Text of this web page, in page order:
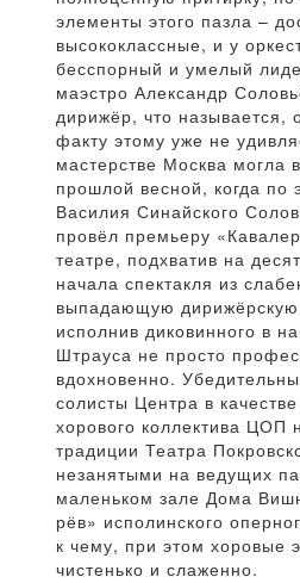
элементы этого пазла –
высококлассные, и у
бесспорный и умелый
маэстро Александр
дирижёр, что называется,
факту этому уже не
мастерстве Москва могла
прошлой весной, когда по
Василия Синайского
провёл премьеру
театре, подхватив на
начала спектакля из
выпадающую дирижёрскую
исполнив диковинного в
Штрауса не просто
вдохновенно.
солисты Центра в
хорового коллектива ЦОП
традиции Театра
незанятыми на ведущих
маленьком зале Дома
рёв» исполинского
к чему, при этом хоровые
чистенько и слаженно.